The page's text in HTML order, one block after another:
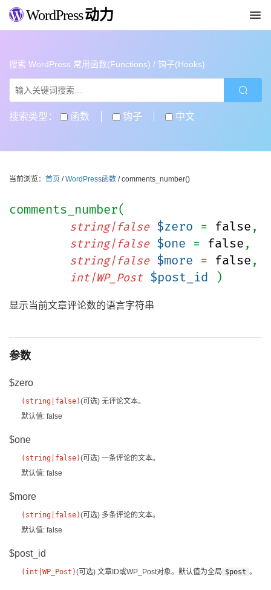
WordPress动力
搜索 WordPress 常用函数(Functions) / 钩子(Hooks)
搜索类型： 函数 钩子 中文
当前浏览： 首页 /WordPress函数 / comments_number()
comments_number(
string|false $zero = false ,
string|false $one = false ,
string|false $more = false ,
int|WP_Post $post_id )
显示当前文章评论数的语言字符串
参数
$zero
( string false)(可选) 无评论文本。
默认值: false
$one
( string false)(可选) 一条评论的文本。
默认值: false
$more
( string false)(可选) 多条评论的文本。
默认值: false
$post_id
( int WP_Post )(可选) 文章ID或WP_Post对象。默认值为全局 $post 。